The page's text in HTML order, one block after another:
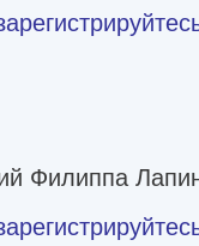
[СИ]
Филиппа